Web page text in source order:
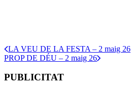
LA VEU DE LA FESTA – 2 maig 26
PROP DE DÉU – 2 maig 26
PUBLICITAT